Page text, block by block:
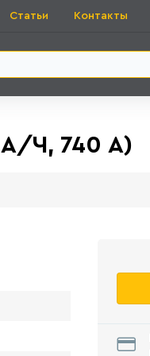
Статьи Контакты
А/Ч, 740 А)